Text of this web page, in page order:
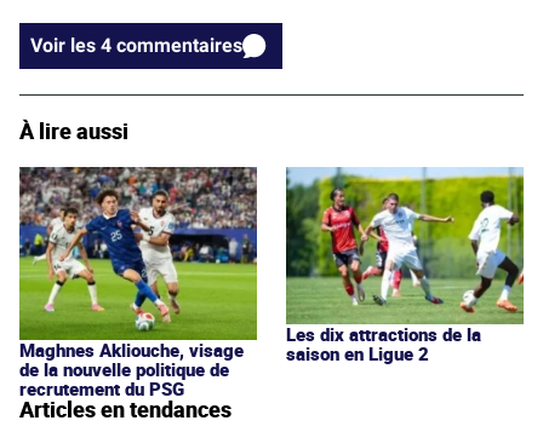
Voir les 4 commentaires
À lire aussi
Maghnes Akliouche, visage
de la nouvelle politique de
recrutement du PSG
Les dix attractions de la
saison en Ligue 2
Articles en tendances